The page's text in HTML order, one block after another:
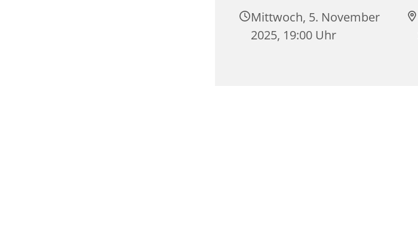
Mittwoch, 5. November
2025, 19:00 Uhr